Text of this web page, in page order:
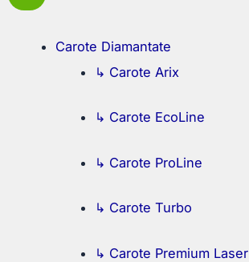
Carote Diamantate
↳ Carote Arix
↳ Carote EcoLine
↳ Carote ProLine
↳ Carote Turbo
↳ Carote Premium Laser